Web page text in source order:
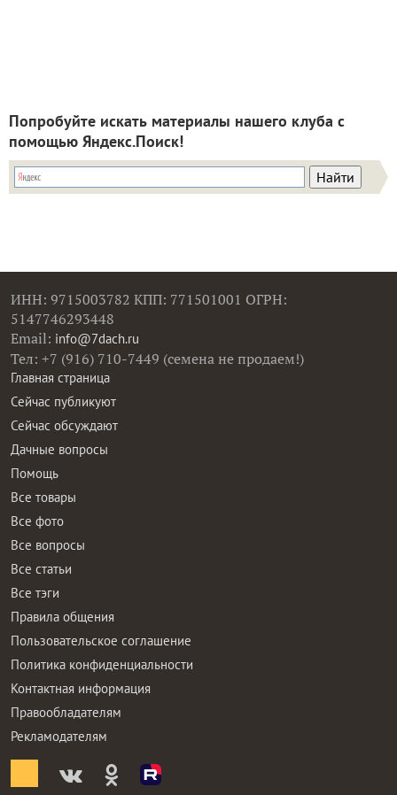
Попробуйте искать материалы нашего клуба с
помощью Яндекс.Поиск!
ИНН: 9715003782 КПП: 771501001 ОГРН:
5147746293448
Email: info@7dach.ru
Тел: +7 (916) 710-7449 (семена не продаем!)
Главная страница
Сейчас публикуют
Сейчас обсуждают
Дачные вопросы
Помощь
Все товары
Все фото
Все вопросы
Все статьи
Все тэги
Правила общения
Пользовательское соглашение
Политика конфиденциальности
Контактная информация
Правообладателям
Рекламодателям